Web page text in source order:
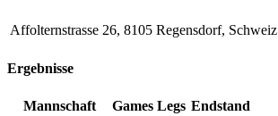
Affolternstrasse 26, 8105 Regensdorf, Schweiz
Ergebnisse
Mannschaft Games Legs Endstand